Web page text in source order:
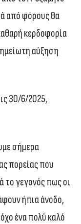
από φόρους θα
κερδοφορία
αύξηση
30/6/2025,
σήμερα
πορείας που
το γεγονός πως οι
ήπια άνοδο,
ένα πολύ καλό